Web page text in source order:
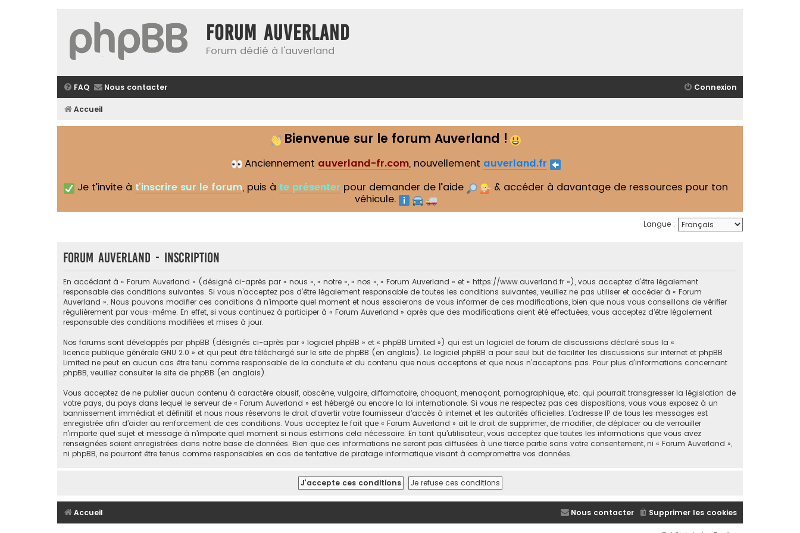
Forum Auverland
Forum dédié à l'auverland
FAQ Nous contacter Connexion
Accueil
Bienvenue sur le forum Auverland !
Anciennement auverland-fr.com, nouvellement auverland.fr
Je t’invite à t’inscrire sur le forum, puis à te présenter pour demander de l’aide
& accéder à davantage de ressources pour ton
véhicule.
Langue :
Forum Auverland - Inscription
En accédant à « Forum Auverland » (désigné ci-après par « nous », « notre », « nos », « Forum Auverland » et « https://www.auverland.fr »), vous acceptez d’être légalement
responsable des conditions suivantes. Si vous n’acceptez pas d’être légalement responsable de toutes les conditions suivantes, veuillez ne pas utiliser et accéder à « Forum
Auverland ». Nous pouvons modifier ces conditions à n’importe quel moment et nous essaierons de vous informer de ces modifications, bien que nous vous conseillons de vérifier
régulièrement par vous-même. En effet, si vous continuez à participer à « Forum Auverland » après que des modifications aient été effectuées, vous acceptez d’être légalement
responsable des conditions modifiées et mises à jour.
Nos forums sont développés par phpBB (désignés ci-après par « logiciel phpBB » et « phpBB Limited ») qui est un logiciel de forum de discussions déclaré sous la «
licence publique générale GNU 2.0 » et qui peut être téléchargé sur le site de phpBB (en anglais). Le logiciel phpBB a pour seul but de faciliter les discussions sur internet et phpBB
Limited ne peut en aucun cas être tenu comme responsable de la conduite et du contenu que nous acceptons et que nous n’acceptons pas. Pour plus d’informations concernant
phpBB, veuillez consulter le site de phpBB (en anglais).
Vous acceptez de ne publier aucun contenu à caractère abusif, obscène, vulgaire, diffamatoire, choquant, menaçant, pornographique, etc. qui pourrait transgresser la législation de
votre pays, du pays dans lequel le serveur de « Forum Auverland » est hébergé ou encore la loi internationale. Si vous ne respectez pas ces dispositions, vous vous exposez à un
bannissement immédiat et définitif et nous nous réservons le droit d’avertir votre fournisseur d’accès à internet et les autorités officielles. L’adresse IP de tous les messages est
enregistrée afin d’aider au renforcement de ces conditions. Vous acceptez le fait que « Forum Auverland » ait le droit de supprimer, de modifier, de déplacer ou de verrouiller
n’importe quel sujet et message à n’importe quel moment si nous estimons cela nécessaire. En tant qu’utilisateur, vous acceptez que toutes les informations que vous avez
renseignées soient enregistrées dans notre base de données. Bien que ces informations ne seront pas diffusées à une tierce partie sans votre consentement, ni « Forum Auverland »,
ni phpBB, ne pourront être tenus comme responsables en cas de tentative de piratage informatique visant à compromettre vos données.
Accueil Supprimer les cookies
Nous contacter